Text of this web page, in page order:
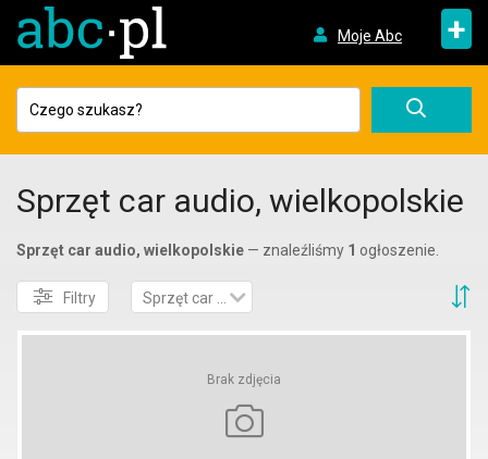
Moje Abc +
Sprzęt car audio, wielkopolskie
Sprzęt car audio, wielkopolskie — znaleźliśmy 1 ogłoszenie.
Filtry Sprzęt car audio
Brak zdjęcia